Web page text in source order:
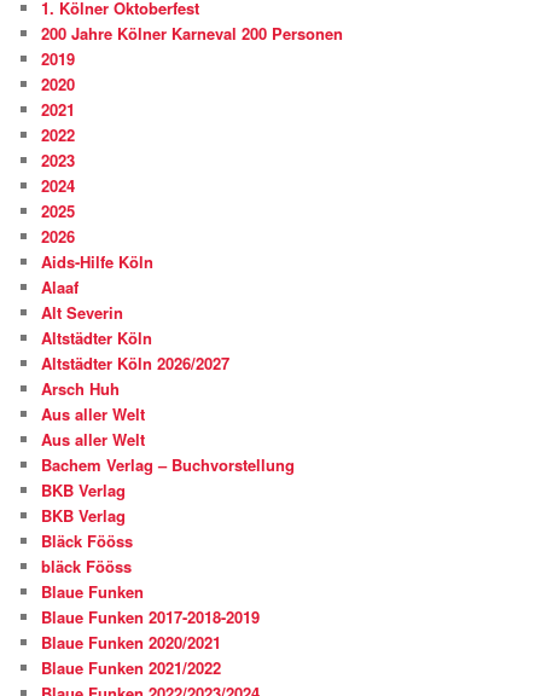
1. Kölner Oktoberfest
200 Jahre Kölner Karneval 200 Personen
2019
2020
2021
2022
2023
2024
2025
2026
Aids-Hilfe Köln
Alaaf
Alt Severin
Altstädter Köln
Altstädter Köln 2026/2027
Arsch Huh
Aus aller Welt
Aus aller Welt
Bachem Verlag – Buchvorstellung
BKB Verlag
BKB Verlag
Bläck Fööss
bläck Fööss
Blaue Funken
Blaue Funken 2017-2018-2019
Blaue Funken 2020/2021
Blaue Funken 2021/2022